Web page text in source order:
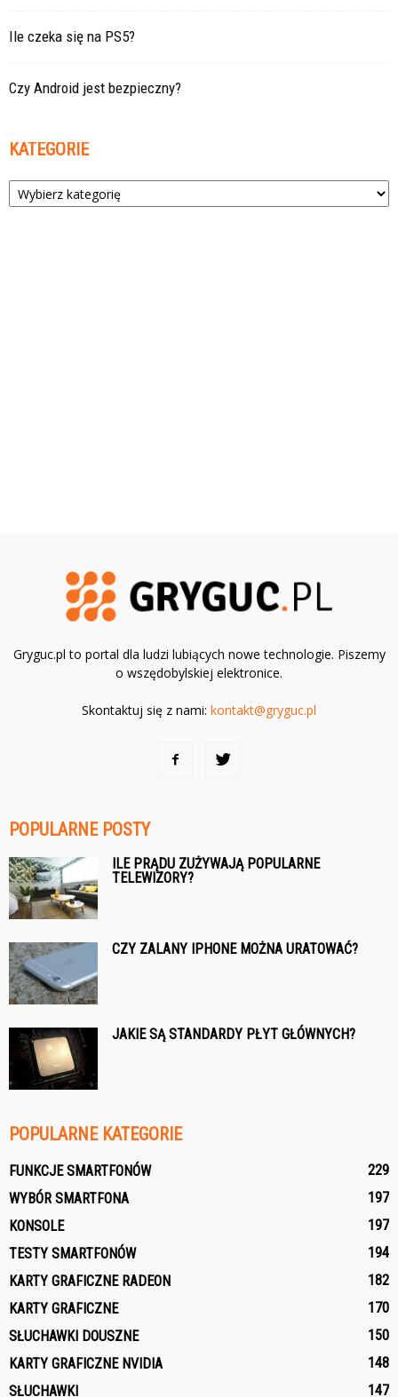
Ile czeka się na PS5?
Czy Android jest bezpieczny?
KATEGORIE
Kategorie
Gryguc.pl to portal dla ludzi lubiących nowe technologie. Piszemy
o wszędobylskiej elektronice.
Skontaktuj się z nami: kontakt@gryguc.pl
POPULARNE POSTY
ILE PRĄDU ZUŻYWAJĄ POPULARNE
TELEWIZORY?
CZY ZALANY IPHONE MOŻNA URATOWAĆ?
JAKIE SĄ STANDARDY PŁYT GŁÓWNYCH?
POPULARNE KATEGORIE
FUNKCJE SMARTFONÓW
229
WYBÓR SMARTFONA
197
KONSOLE
197
TESTY SMARTFONÓW
194
KARTY GRAFICZNE RADEON
182
KARTY GRAFICZNE
170
SŁUCHAWKI DOUSZNE
150
KARTY GRAFICZNE NVIDIA
148
SŁUCHAWKI
147